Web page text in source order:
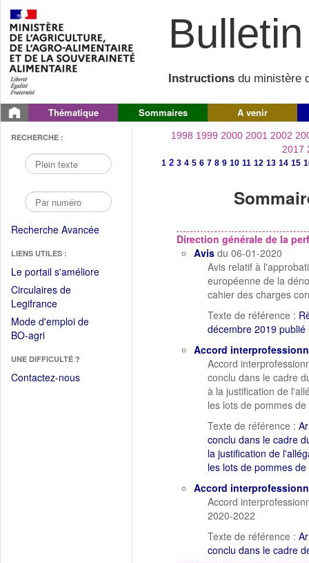
Instructions du ministère
Thématique Sommaires A venir
RECHERCHE :
Recherche Avancée
LIENS UTILES :
Le portail s'améliore(Fichier
Circulaires de
Legifrance(Ouvrir
dans
une
fenêtre)
Mode d'emploi de
BO-agri(Ouvrir
une
nouvelle
UNE DIFFICULTÉ ?
Contactez-nous
1998 1999 2000 2001 2002
2017
1 2 3 4 5 6 7 8 9 10 11 12 13 14 15
Direction générale de la
Avis du 06-01-2020
Avis relatif à
européenne de la
cahier des charges
Texte de référence :
décembre 2019
Accord
Accord
conclu dans le cadre
à la justification de
les lots de pommes
Texte de référence :
conclu dans le cadre
la justification de
les lots de pommes
Accord
Accord
2020-2022
Texte de référence :
conclu dans le cadre